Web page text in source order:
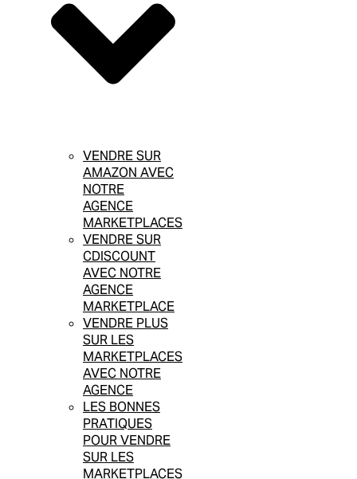
VENDRE SUR
AMAZON AVEC
NOTRE
AGENCE
MARKETPLACES
VENDRE SUR
CDISCOUNT
AVEC NOTRE
AGENCE
MARKETPLACE
VENDRE PLUS
SUR LES
MARKETPLACES
AVEC NOTRE
AGENCE
LES BONNES
PRATIQUES
POUR VENDRE
SUR LES
MARKETPLACES